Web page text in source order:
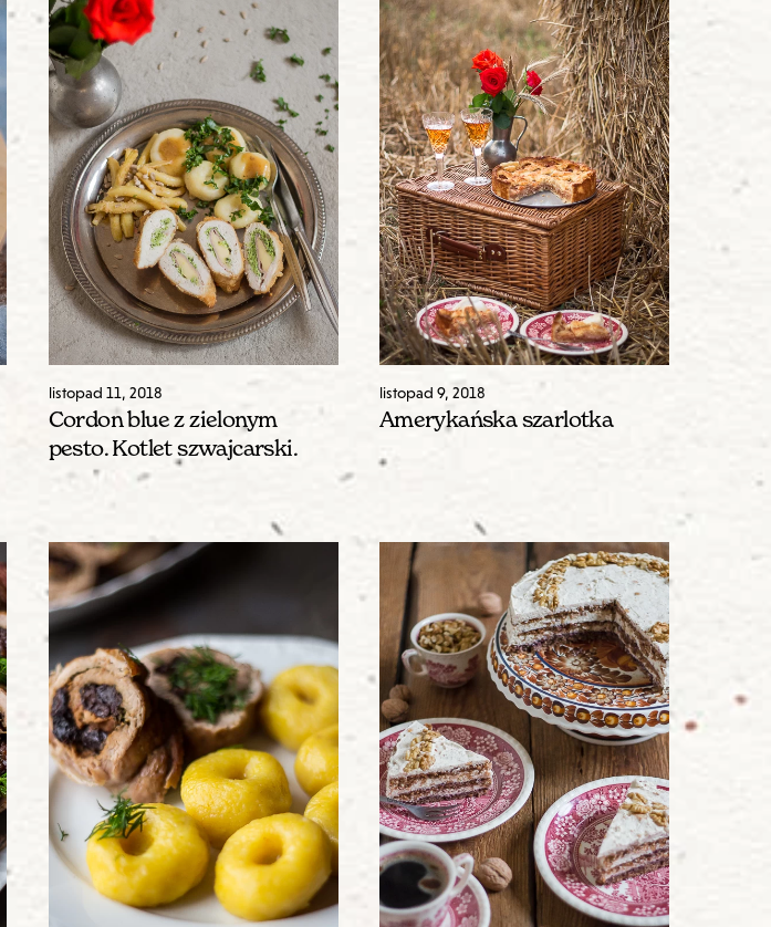
listopad 11, 2018
Cordon blue z zielonym
pesto. Kotlet szwajcarski.
listopad 9, 2018
Amerykańska szarlotka